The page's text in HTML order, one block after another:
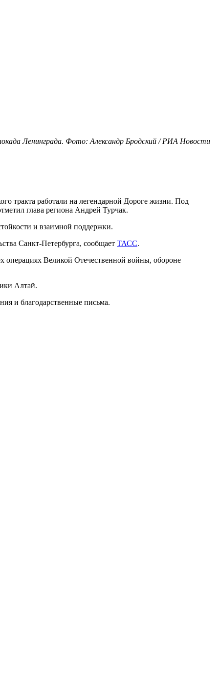
Ленинграда. Фото: Александр Бродский / РИА Новости
тракта работали на легендарной Дороге жизни. Под
глава региона Андрей Турчак.
и взаимной поддержки.
Санкт-Петербурга, сообщает ТАСС.
операциях Великой Отечественной войны, обороне
Алтай.
и благодарственные письма.